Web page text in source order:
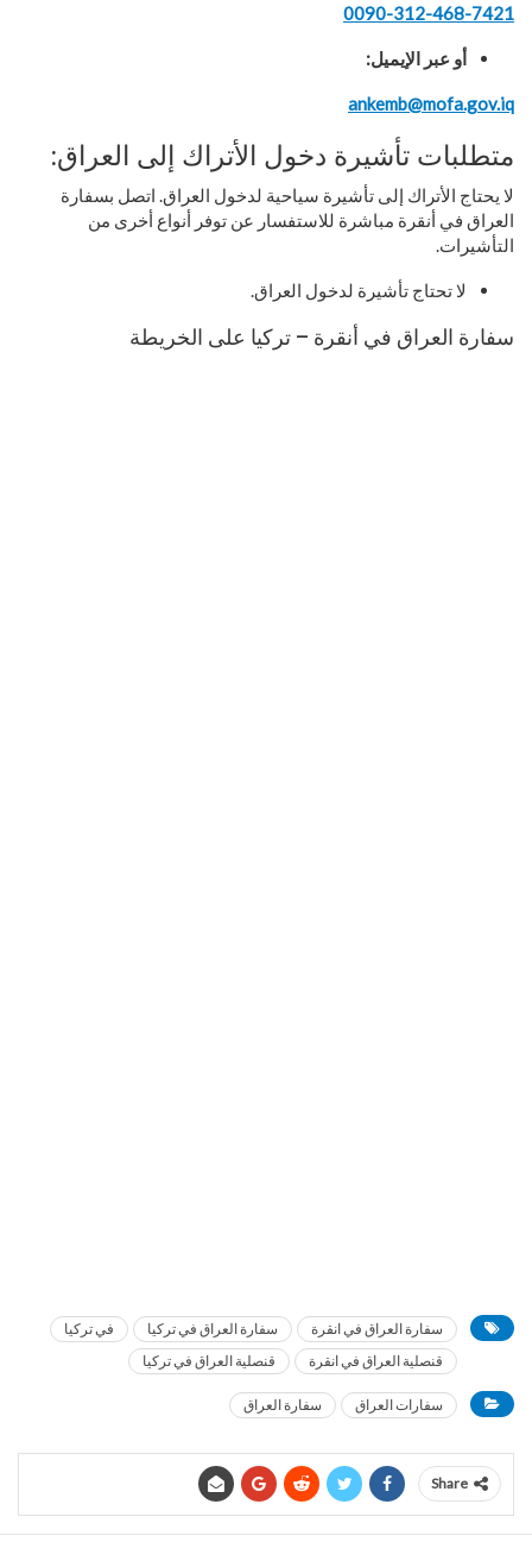
0090-312-468-7421
أو عبر الإيميل:
ankemb@mofa.gov.iq
متطلبات تأشيرة دخول الأتراك إلى العراق:
لا يحتاج الأتراك إلى تأشيرة سياحية لدخول العراق. اتصل بسفارة
العراق في أنقرة مباشرة للاستفسار عن توفر أنواع أخرى من
التأشيرات.
لا تحتاج تأشيرة لدخول العراق.
سفارة العراق في أنقرة – تركيا على الخريطة
سفارة العراق في انقرة سفارة العراق في تركيا
في تركيا
قنصلية العراق في انقرة
قنصلية العراق في تركيا
سفارات العراق سفارة العراق
Share